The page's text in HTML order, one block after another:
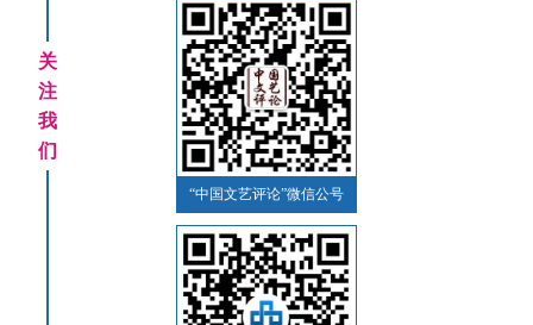
关
注
我
们
“中国文艺评论”微信公号